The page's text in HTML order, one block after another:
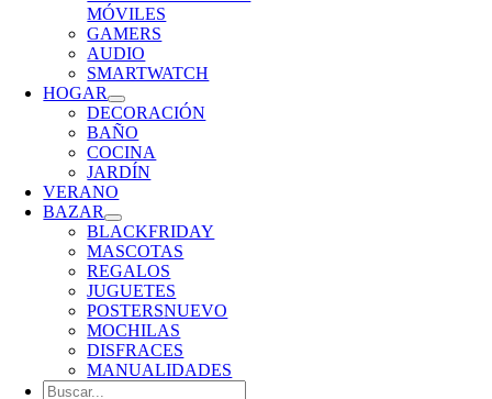
MÓVILES
GAMERS
AUDIO
SMARTWATCH
HOGAR
DECORACIÓN
BAÑO
COCINA
JARDÍN
VERANO
BAZAR
BLACKFRIDAY
MASCOTAS
REGALOS
JUGUETES
POSTERSNUEVO
MOCHILAS
DISFRACES
MANUALIDADES
Buscar: